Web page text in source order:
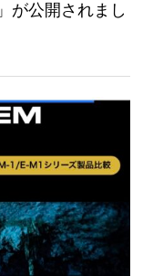
が公開されまし